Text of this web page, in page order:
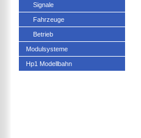
Signale
Fahrzeuge
Betrieb
Modulsysteme
Hp1 Modellbahn